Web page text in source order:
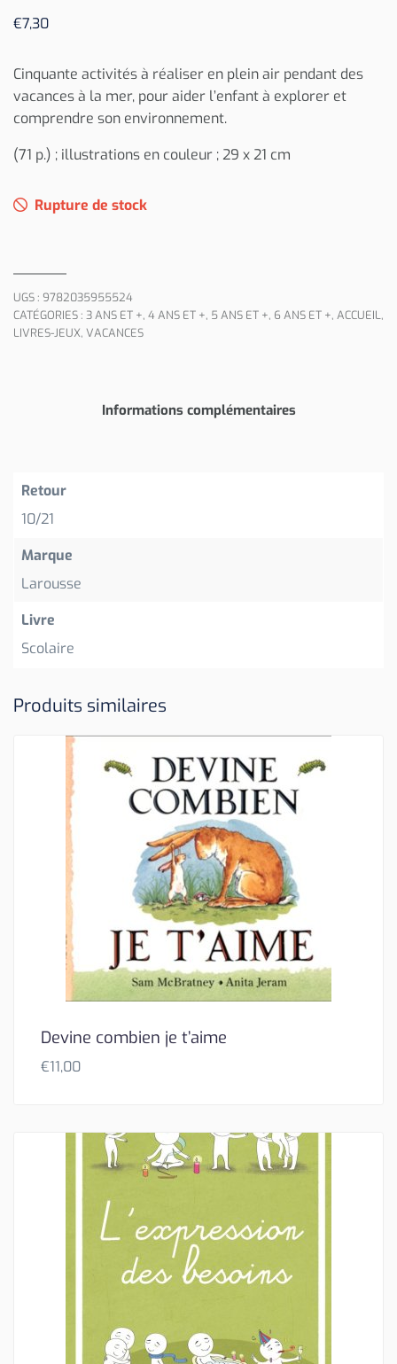
€7,30
Cinquante activités à réaliser en plein air pendant des
vacances à la mer, pour aider l’enfant à explorer et
comprendre son environnement.
(71 p.) ; illustrations en couleur ; 29 x 21 cm
Rupture de stock
UGS : 9782035955524
CATÉGORIES : 3 ANS ET +, 4 ANS ET +, 5 ANS ET +, 6 ANS ET +, ACCUEIL,
LIVRES-JEUX, VACANCES
Informations complémentaires
Retour
10/21
Marque
Larousse
Livre
Scolaire
Produits similaires
Devine combien je t’aime
€11,00